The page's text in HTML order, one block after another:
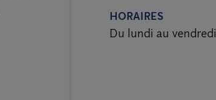
HORAIRES
Du lundi au vendredi